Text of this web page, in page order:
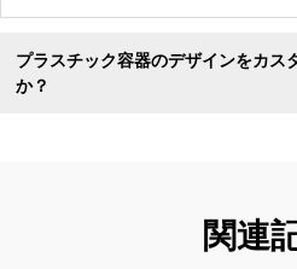
プラスチック容器のデザインをカス
か？
関連